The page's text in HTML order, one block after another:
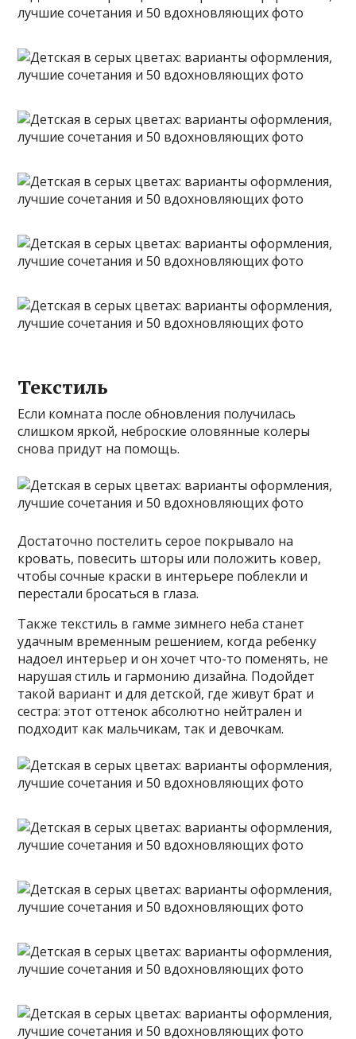
Текстиль
Если комната после обновления получилась
слишком яркой, неброские оловянные колеры
снова придут на помощь.
Достаточно постелить серое покрывало на
кровать, повесить шторы или положить ковер,
чтобы сочные краски в интерьере поблекли и
перестали бросаться в глаза.
Также текстиль в гамме зимнего неба станет
удачным временным решением, когда ребенку
надоел интерьер и он хочет что-то поменять, не
нарушая стиль и гармонию дизайна. Подойдет
такой вариант и для детской, где живут брат и
сестра: этот оттенок абсолютно нейтрален и
подходит как мальчикам, так и девочкам.